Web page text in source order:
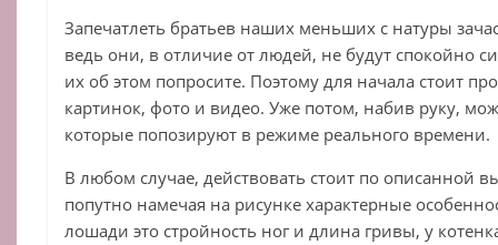
Запечатлеть братьев наших меньших с натуры
ведь они, в отличие от людей, не будут спокойно
их об этом попросите. Поэтому для начала стоит
картинок, фото и видео. Уже потом, набив руку,
которые попозируют в режиме реального времени.
В любом случае, действовать стоит по описанной
попутно намечая на рисунке характерные
лошади это стройность ног и длина гривы, у